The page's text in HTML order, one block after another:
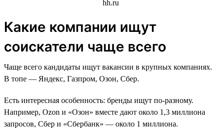
Какие компании ищут
соискатели чаще всего
Чаще всего кандидаты ищут вакансии в крупных компаниях.
В топе — Яндекс, Газпром, Озон, Сбер.
Есть интересная особенность: бренды ищут по-разному.
Например, Ozon и «Озон» вместе дают около 1,3 миллиона
запросов, Сбер и «Сбербанк» — около 1 миллиона.